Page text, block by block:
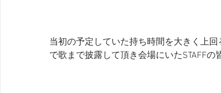
当初の予定していた持ち時間を大きく上
で歌まで披露して頂き会場にいたSTAFFの